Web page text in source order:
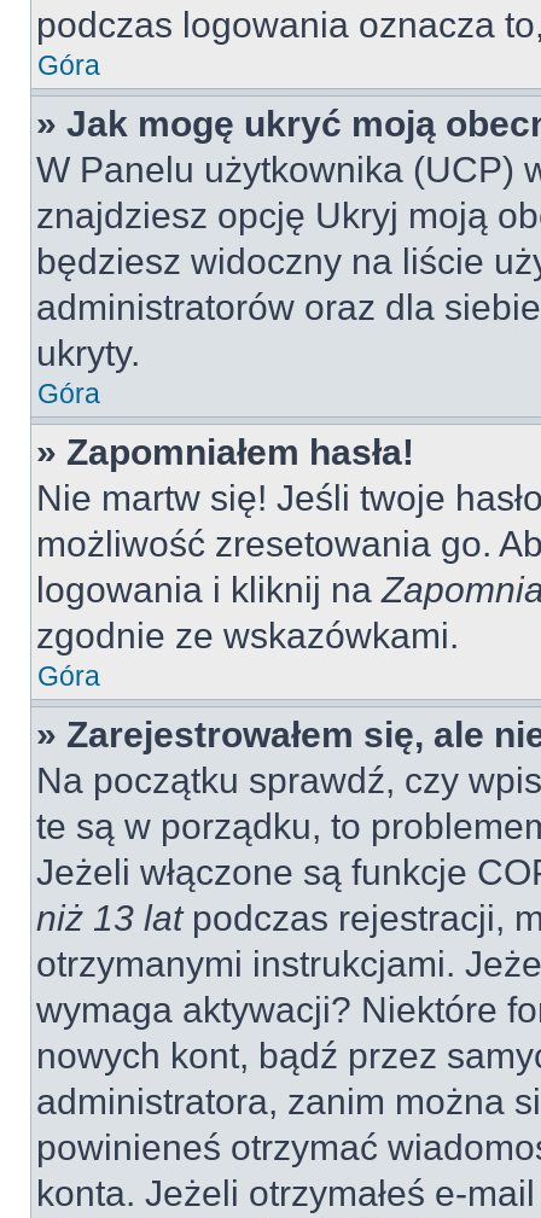
podczas logowania oznacza
Góra
» Jak mogę ukryć moją
W Panelu użytkownika (UCP)
znajdziesz opcję Ukryj moją
będziesz widoczny na liście
administratorów oraz dla
ukryty.
Góra
» Zapomniałem hasła!
Nie martw się! Jeśli twoje
możliwość zresetowania go.
logowania i kliknij na
zgodnie ze wskazówkami.
Góra
» Zarejestrowałem się, ale
Na początku sprawdź, czy
te są w porządku, to
Jeżeli włączone są funkcje
niż 13 latpodczas rejestracji,
otrzymanymi instrukcjami.
wymaga aktywacji? Niektóre
nowych kont, bądź przez
administratora, zanim można
powinieneś otrzymać
konta. Jeżeli otrzymałeś e-